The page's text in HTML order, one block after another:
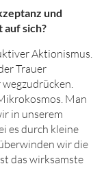
und
auf sich?
Aktionismus.
Trauer
Man
in unserem
es durch kleine
wir die
das wirksamste